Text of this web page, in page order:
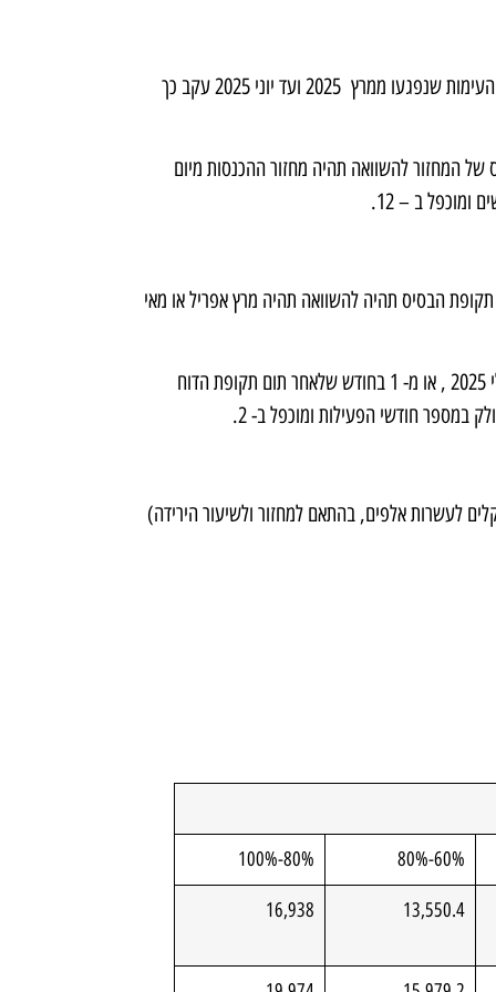
שנת הבסיס להשוואה היא 2025 לרוב העסקים, ו-2022 לעסקים באזורי קו העימות שנפגעו ממרץ 2025 ועד יוני 2025 עקב כך
שנת 2025 במקום שנת 2025 תקופת הבסיס של המחזור להשוואה תהיה מחזור ההכנסות מיום
באזורי קו עימות שנפגעו בשנת 2025 בחודשים מרץ עד יוני 2025 תקופת הבסיס תהיה להשוואה תהיה מרץ אפריל או מאי
תקופת הבסיס לקבלני ביצוע תהיה מחזור העסקאות בתקופה שמיום 1 ביולי 2025 , או מ- 1 בחודש שלאחר תום תקופת הדוח
אלפי שקלים לעשרות אלפים, בהתאם למחזור ולשיעור הירידה)
60%-80%
80%-100%
13,550.4
16,938